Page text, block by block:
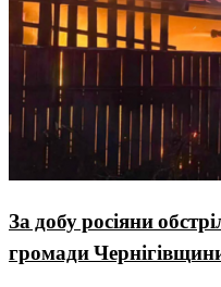
За добу росіяни
громади